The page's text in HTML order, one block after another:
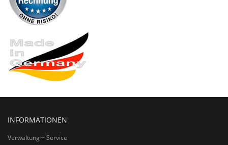
INFORMATIONEN
Verwaltung + Service